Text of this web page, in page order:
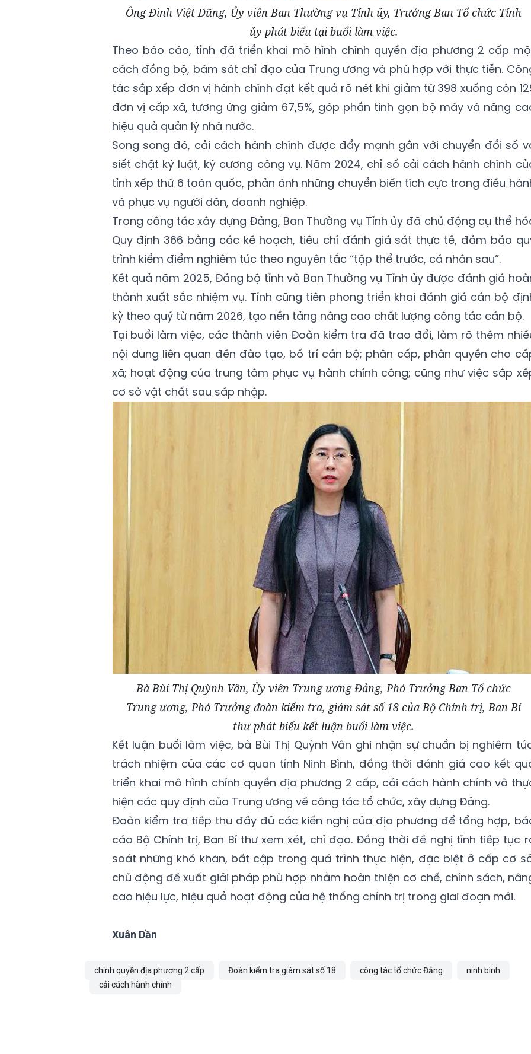
Ông Đinh Việt Dũng, Ủy viên Ban Thường vụ Tỉnh ủy, Trưởng Ban Tổ chức Tỉnh
ủy phát biểu tại buổi làm việc.
Theo báo cáo, tỉnh đã triển khai mô hình chính quyền địa phương 2 cấp
cách đồng bộ, bám sát chỉ đạo của Trung ương và phù hợp với thực tiễn.
tác sắp xếp đơn vị hành chính đạt kết quả rõ nét khi giảm từ 398 xuống còn
đơn vị cấp xã, tương ứng giảm 67,5%, góp phần tinh gọn bộ máy và nâng
hiệu quả quản lý nhà nước.
Song song đó, cải cách hành chính được đẩy mạnh gắn với chuyển đổi số
siết chặt kỷ luật, kỷ cương công vụ. Năm 2024, chỉ số cải cách hành chính
tỉnh xếp thứ 6 toàn quốc, phản ánh những chuyển biến tích cực trong điều
và phục vụ người dân, doanh nghiệp.
Trong công tác xây dựng Đảng, Ban Thường vụ Tỉnh ủy đã chủ động cụ thể
Quy định 366 bằng các kế hoạch, tiêu chí đánh giá sát thực tế, đảm bảo
trình kiểm điểm nghiêm túc theo nguyên tắc “tập thể trước, cá nhân sau”.
Kết quả năm 2025, Đảng bộ tỉnh và Ban Thường vụ Tỉnh ủy được đánh giá
thành xuất sắc nhiệm vụ. Tỉnh cũng tiên phong triển khai đánh giá cán bộ
kỳ theo quý từ năm 2026, tạo nền tảng nâng cao chất lượng công tác cán bộ.
Tại buổi làm việc, các thành viên Đoàn kiểm tra đã trao đổi, làm rõ thêm
nội dung liên quan đến đào tạo, bố trí cán bộ; phân cấp, phân quyền cho
xã; hoạt động của trung tâm phục vụ hành chính công; cũng như việc sắp
cơ sở vật chất sau sáp nhập.
Bà Bùi Thị Quỳnh Vân, Ủy viên Trung ương Đảng, Phó Trưởng Ban Tổ chức
Trung ương, Phó Trưởng đoàn kiểm tra, giám sát số 18 của Bộ Chính trị, Ban Bí
thư phát biểu kết luận buổi làm việc.
Kết luận buổi làm việc, bà Bùi Thị Quỳnh Vân ghi nhận sự chuẩn bị nghiêm
trách nhiệm của các cơ quan tỉnh Ninh Bình, đồng thời đánh giá cao kết
triển khai mô hình chính quyền địa phương 2 cấp, cải cách hành chính và
hiện các quy định của Trung ương về công tác tổ chức, xây dựng Đảng.
Đoàn kiểm tra tiếp thu đầy đủ các kiến nghị của địa phương để tổng hợp,
cáo Bộ Chính trị, Ban Bí thư xem xét, chỉ đạo. Đồng thời đề nghị tỉnh tiếp tục
soát những khó khăn, bất cập trong quá trình thực hiện, đặc biệt ở cấp cơ
chủ động đề xuất giải pháp phù hợp nhằm hoàn thiện cơ chế, chính sách,
cao hiệu lực, hiệu quả hoạt động của hệ thống chính trị trong giai đoạn mới.
Xuân Dần
chính quyền địa phương 2 cấp Đoàn kiểm tra giám sát số 18 công tác tổ chức Đảng
ninh bình
cải cách hành chính